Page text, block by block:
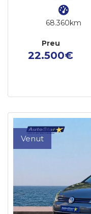
68.360km
Preu
22.500€
Venut